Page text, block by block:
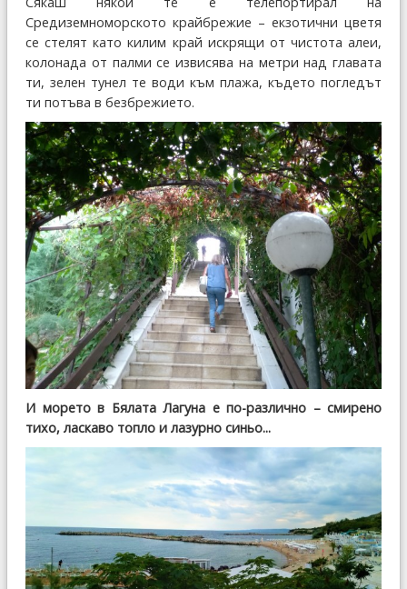
Средиземноморското крайбрежие – екзотични цветя
се стелят като килим край искрящи от чистота алеи,
колонада от палми се извисява на метри над главата
ти, зелен тунел те води към плажа, където погледът
ти потъва в безбрежието.
И морето в Бялата Лагуна е по-различно – смирено
тихо, ласкаво топло и лазурно синьо...